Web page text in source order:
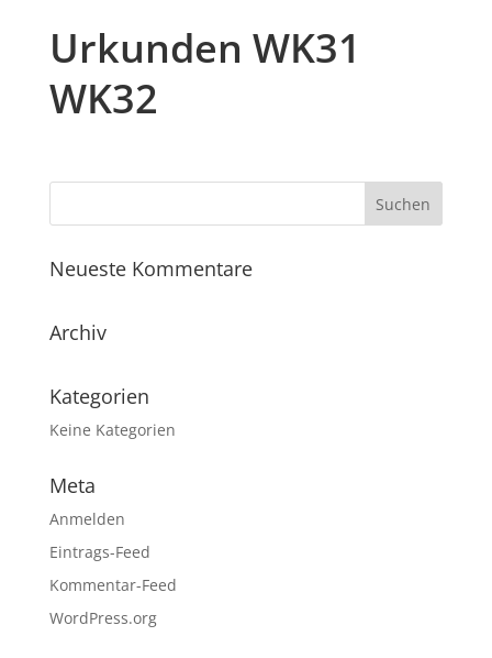
Urkunden WK31
WK32
Neueste Kommentare
Archiv
Kategorien
Keine Kategorien
Meta
Anmelden
Eintrags-Feed
Kommentar-Feed
WordPress.org